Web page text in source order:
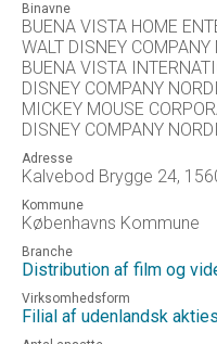
Binavne
BUENA VISTA HOME
WALT DISNEY
BUENA VISTA
DISNEY COMPANY
MICKEY MOUSE
DISNEY COMPANY
Adresse
Kalvebod Brygge 24,
Kommune
Københavns Kommune
Branche
Distribution af film og
Virksomhedsform
Filial af udenlandsk